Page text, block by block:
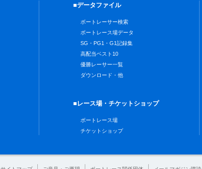
■データファイル
ボートレーサー検索
ボートレース場データ
SG・PG1・G1記録集
高配当ベスト10
優勝レーサー一覧
ダウンロード・他
■レース場・チケットショップ
ボートレース場
チケットショップ